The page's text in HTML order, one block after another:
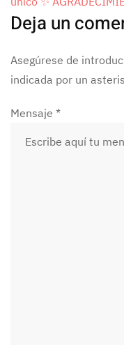
Deja un
Asegúrese de
indicada por un
Mensaje *